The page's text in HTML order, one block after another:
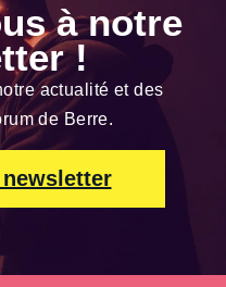
à notre
!
actualité et des
de Berre.